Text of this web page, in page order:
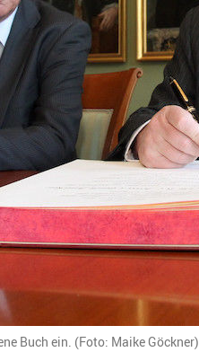
Buch ein. (Foto: Maike Göckner)